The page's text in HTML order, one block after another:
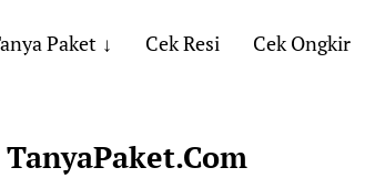
Paket Cek Resi Cek Ongkir
TanyaPaket.Com